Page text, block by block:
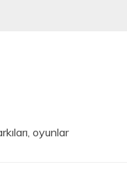
oyunlar